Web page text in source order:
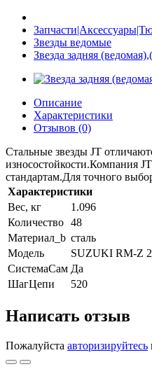
Звезды ведомые
Звезда задняя
Описание
Характеристики
Отзывов (0)
Стальные звезды JT
износостойкости.Компания
стандартам.Для точного
Характеристики
Вес, кг
1.096
Количество 48
Материал_b сталь
Модель
SUZUKI RM-Z
СистемаСам Да
ШагЦепи
520
Написать отзыв
Пожалуйста авторизируйтесь